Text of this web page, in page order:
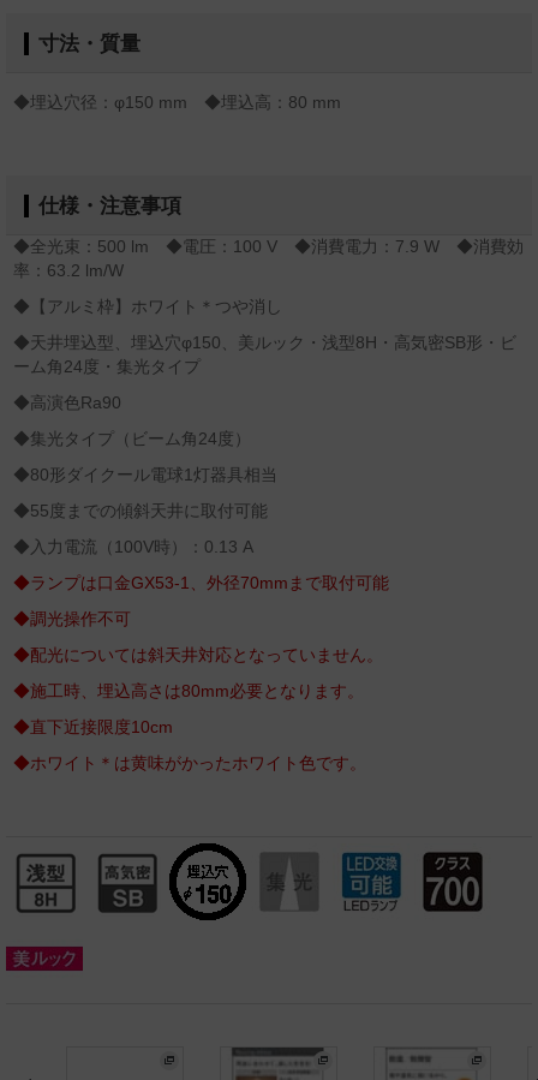
寸法・質量
◆埋込穴径：φ150 mm ◆埋込高：80 mm
仕様・注意事項
◆全光束：500 lm ◆電圧：100 V ◆消費電力：7.9 W ◆消費効
率：63.2 lm/W
◆【アルミ枠】ホワイト＊つや消し
◆天井埋込型、埋込穴φ150、美ルック・浅型8H・高気密SB形・ビ
ーム角24度・集光タイプ
◆高演色Ra90
◆集光タイプ（ビーム角24度）
◆80形ダイクール電球1灯器具相当
◆55度までの傾斜天井に取付可能
◆入力電流（100V時）：0.13 A
◆ランプは口金GX53-1、外径70mmまで取付可能
◆調光操作不可
◆配光については斜天井対応となっていません。
◆施工時、埋込高さは80mm必要となります。
◆直下近接限度10cm
◆ホワイト＊は黄味がかったホワイト色です。